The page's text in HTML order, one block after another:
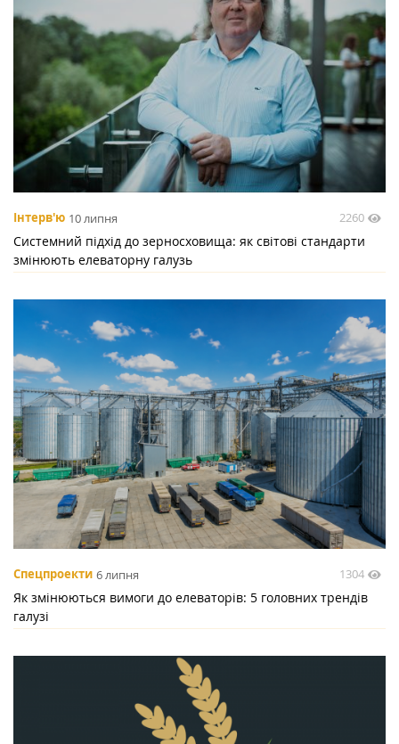
Інтерв'ю 10 липня 2260
Системний підхід до зерносховища: як світові стандарти
змінюють елеваторну галузь
Спецпроекти 6 липня 1304
Як змінюються вимоги до елеваторів: 5 головних трендів
галузі